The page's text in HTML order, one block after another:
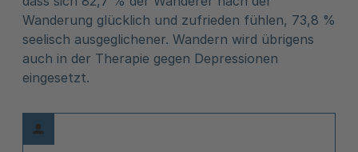
Wanderung glücklich und zufrieden fühlen, 73,8 %
seelisch ausgeglichener. Wandern wird übrigens
auch in der Therapie gegen Depressionen
eingesetzt.